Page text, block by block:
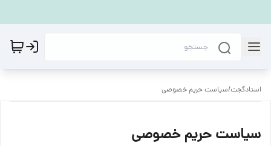
استادگجت/سیاست حریم خصوصی
سیاست حریم خصوصی